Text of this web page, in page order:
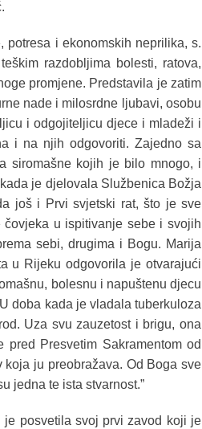
potresa i ekonomskih neprilika, s.
razdobljima bolesti, ratova,
promjene. Predstavila je zatim
nade i milosrdne ljubavi, osobu
i odgojiteljicu djece i mladeži i
i na njih odgovoriti. Zajedno sa
siromašne kojih je bilo mnogo, i
je djelovala Službenica Božja
još i Prvi svjetski rat, što je sve
čovjeka u ispitivanje sebe i svojih
sebi, drugima i Bogu. Marija
u Rijeku odgovorila je otvarajući
bolesnu i napuštenu djecu
doba kada je vladala tuberkuloza
Uza svu zauzetost i brigu, ona
Presvetim Sakramentom od
ju preobražava. Od Boga sve
jedna te ista stvarnost.”
je posvetila svoj prvi zavod koji je